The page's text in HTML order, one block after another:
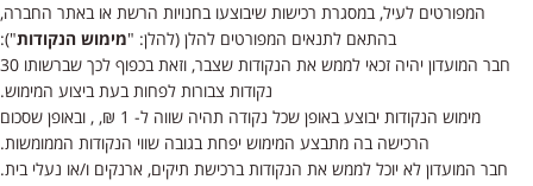
המפורטים לעיל, במסגרת רכישות שיבוצעו בחנויות הרשת או באתר החברה,
בהתאם לתנאים המפורטים להלן (להלן: "מימוש הנקודות"):
חבר המועדון יהיה זכאי לממש את הנקודות שצבר, וזאת בכפוף לכך שברשותו 30
נקודות צבורות לפחות בעת ביצוע המימוש.
מימוש הנקודות יבוצע באופן שכל נקודה תהיה שווה ל- 1 ₪, , ובאופן שסכום
הרכישה בה מתבצע המימוש יפחת בגובה שווי הנקודות הממומשות.
חבר המועדון לא יוכל לממש את הנקודות ברכישת תיקים, ארנקים ו/או נעלי בית.